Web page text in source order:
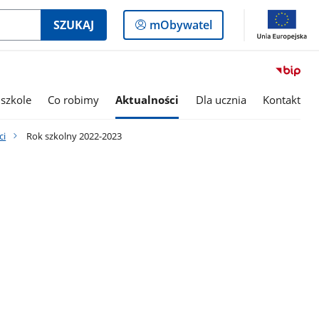
SZUKAJ
Logowanie
do
mObywatel
Co robimy Aktualności Dla ucznia Kontakt
Rok szkolny 2022-2023